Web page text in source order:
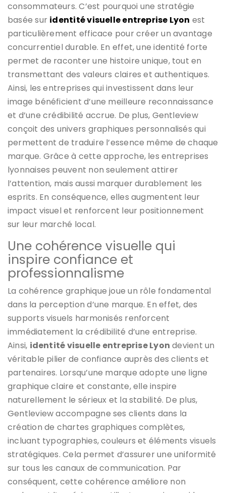
consommateurs. C’est pourquoi une stratégie
basée sur identité visuelle entreprise Lyon est
particulièrement efficace pour créer un avantage
concurrentiel durable. En effet, une identité forte
permet de raconter une histoire unique, tout en
transmettant des valeurs claires et authentiques.
Ainsi, les entreprises qui investissent dans leur
image bénéficient d’une meilleure reconnaissance
et d’une crédibilité accrue. De plus, Gentleview
conçoit des univers graphiques personnalisés qui
permettent de traduire l’essence même de chaque
marque. Grâce à cette approche, les entreprises
lyonnaises peuvent non seulement attirer
l’attention, mais aussi marquer durablement les
esprits. En conséquence, elles augmentent leur
impact visuel et renforcent leur positionnement
sur leur marché local.
Une cohérence visuelle qui
inspire confiance et
professionnalisme
La cohérence graphique joue un rôle fondamental
dans la perception d’une marque. En effet, des
supports visuels harmonisés renforcent
immédiatement la crédibilité d’une entreprise.
Ainsi, identité visuelle entreprise Lyon devient un
véritable pilier de confiance auprès des clients et
partenaires. Lorsqu’une marque adopte une ligne
graphique claire et constante, elle inspire
naturellement le sérieux et la stabilité. De plus,
Gentleview accompagne ses clients dans la
création de chartes graphiques complètes,
incluant typographies, couleurs et éléments visuels
stratégiques. Cela permet d’assurer une uniformité
sur tous les canaux de communication. Par
conséquent, cette cohérence améliore non